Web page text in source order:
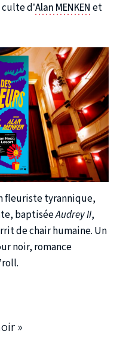
d’Alan MENKEN et
fleuriste tyrannique,
baptiséeAudrey II,
de chair humaine. Un
noir, romance
»